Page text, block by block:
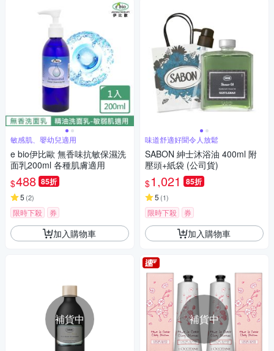
敏感肌、嬰幼兒適用
e bio伊比歐 無香味抗敏保濕洗
面乳200ml 各種肌膚適用
$488 85折
5 (2)
限時下殺 券
加入購物車
補貨中
味道舒適好聞令人放鬆
SABON 紳士沐浴油 400ml 附
壓頭+紙袋 (公司貨)
$1,021 85折
5 (1)
限時下殺 券
加入購物車
補貨中